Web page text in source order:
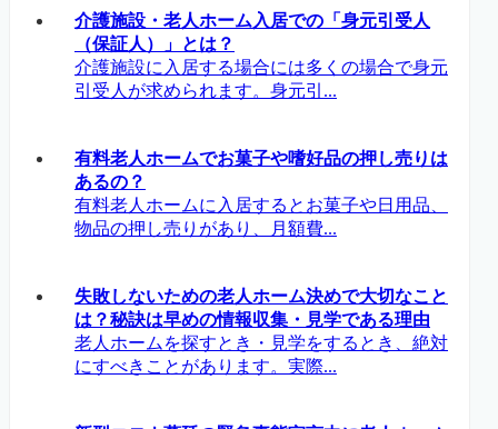
介護施設・老人ホーム入居での「身元引受人
（保証人）」とは？
介護施設に入居する場合には多くの場合で身元
引受人が求められます。身元引...
有料老人ホームでお菓子や嗜好品の押し売りは
あるの？
有料老人ホームに入居するとお菓子や日用品、
物品の押し売りがあり、月額費...
失敗しないための老人ホーム決めで大切なこと
は？秘訣は早めの情報収集・見学である理由
老人ホームを探すとき・見学をするとき、絶対
にすべきことがあります。実際...